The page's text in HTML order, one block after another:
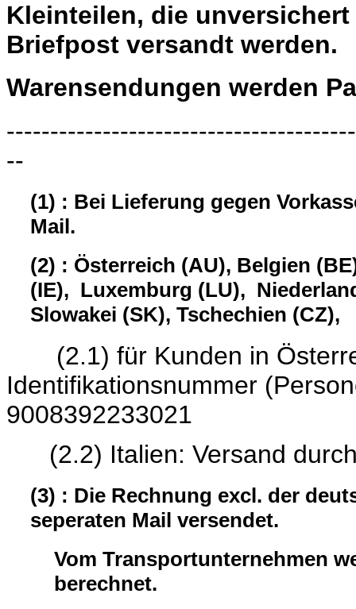
Kleinteilen, die
Briefpost versandt werden.
Warensendungen werden
--
(1) : Bei Lieferung gegen
Mail.
(2) : Österreich (AU), Belgien
(IE), Luxemburg (LU),
Slowakei (SK), Tschechien (CZ),
(2.1) für Kunden in
9008392233021
(2.2) Italien: Versand durch
(3) : Die Rechnung excl. der
seperaten Mail versendet.
Vom Transportunternehmen
berechnet.